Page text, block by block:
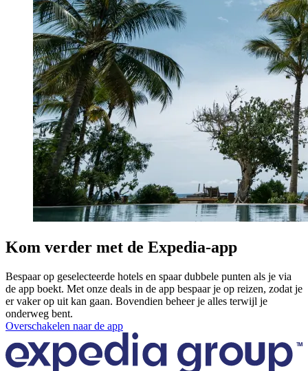
Kom verder met de Expedia-app
Bespaar op geselecteerde hotels en spaar dubbele punten als je via
de app boekt. Met onze deals in de app bespaar je op reizen, zodat je
er vaker op uit kan gaan. Bovendien beheer je alles terwijl je
onderweg bent.
Overschakelen naar de app